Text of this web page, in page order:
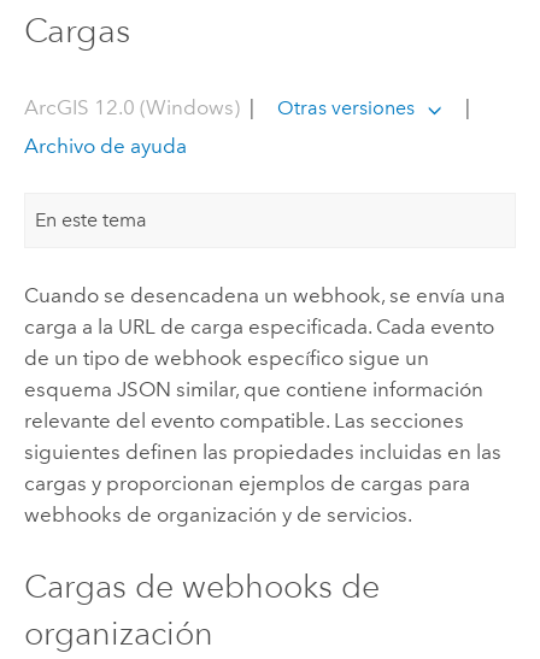
Cargas
ArcGIS 12.0 (Windows)| Otras versiones
|
Archivo de ayuda
En este tema
Cuando se desencadena un webhook, se envía una
carga a la URL de carga especificada. Cada evento
de un tipo de webhook específico sigue un
esquema JSON similar, que contiene información
relevante del evento compatible. Las secciones
siguientes definen las propiedades incluidas en las
cargas y proporcionan ejemplos de cargas para
webhooks de organización y de servicios.
Cargas de webhooks de
organización